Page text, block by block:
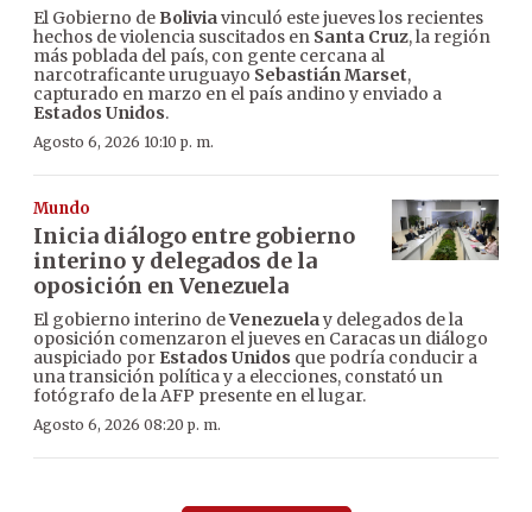
El Gobierno de Boliviavinculó este jueves los recientes
hechos de violencia suscitados en Santa Cruz, la región
más poblada del país, con gente cercana al
narcotraficante uruguayo Sebastián Marset,
capturado en marzo en el país andino y enviado a
Estados Unidos.
Agosto 6, 2026 10:10 p. m.
Mundo
Inicia diálogo entre gobierno
interino y delegados de la
oposición en Venezuela
El gobierno interino deVenezuelay delegados de la
oposición comenzaron el jueves en Caracas un diálogo
auspiciado por Estados Unidos que podría conducir a
una transición política y a elecciones, constató un
fotógrafo de la AFP presente en el lugar.
Agosto 6, 2026 08:20 p. m.